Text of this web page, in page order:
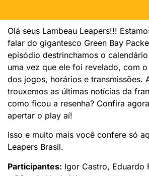
Olá seus Lambeau Leapers!!!
falar do gigantesco Green Bay
episódio destrinchamos o
uma vez que ele foi revelado, com
dos jogos, horários e transmissões.
trouxemos as últimas notícias da
como ficou a resenha? Confira
apertar o play aí!
Isso e muito mais você confere só
Leapers Brasil.
Participantes: Igor Castro, Eduardo